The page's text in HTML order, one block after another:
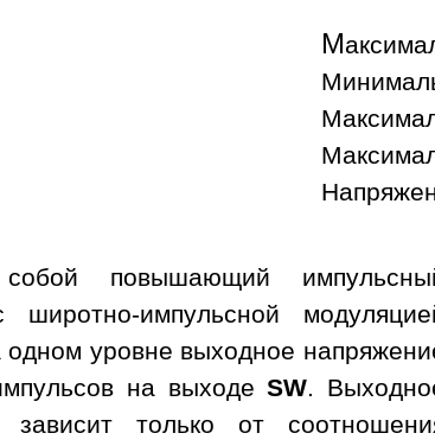
М
собой повышающий
широтно-импульсной
уровне выходное
на выходеSW.
зависит только от